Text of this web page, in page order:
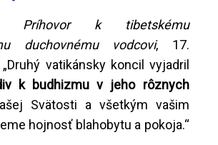
Príhovor k tibetskému
duchovnému vodcovi, 17.
vatikánsky koncil vyjadril
k budhizmu v jeho rôznych
Svätosti a všetkým vašim
hojnosť blahobytu a pokoja.“